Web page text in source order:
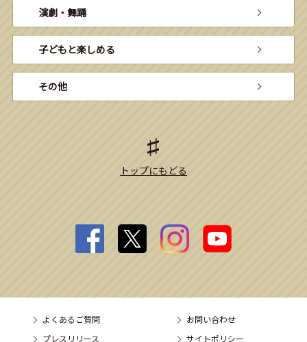
演劇・舞踊
子どもと楽しめる
その他
トップにもどる
よくあるご質問
お問い合わせ
プレスリリース
サイトポリシー